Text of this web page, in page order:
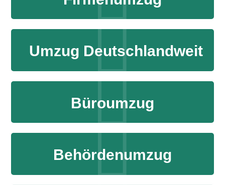
Umzug Deutschlandweit
Büroumzug
Behördenumzug